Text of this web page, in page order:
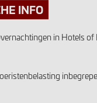
INFO
in Hotels of